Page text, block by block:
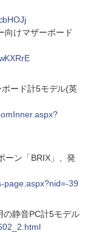
向けマザーボード
ード計5モデル(英
ーン「BRIX」、発
page.aspx?nid=-39
の静音PC計5モデル